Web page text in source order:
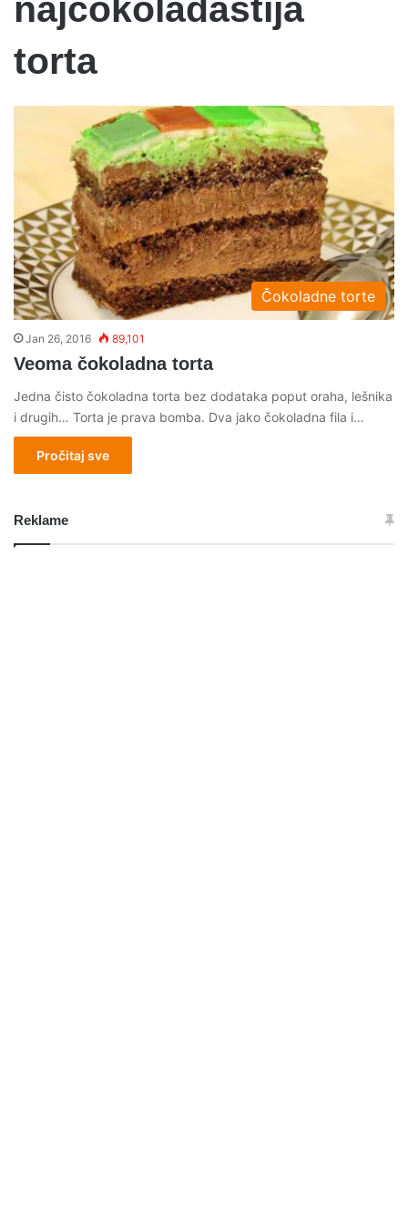
najcokoladastija
torta
Čokoladne torte
Jan 26, 2016 89,101
Veoma čokoladna torta
Jedna čisto čokoladna torta bez dodataka poput oraha, lešnika
i drugih… Torta je prava bomba. Dva jako čokoladna fila i…
Pročitaj sve
Reklame